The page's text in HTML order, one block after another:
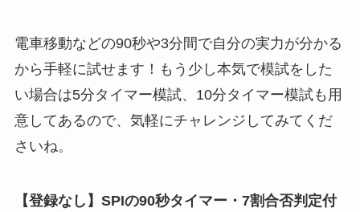
電車移動などの90秒や3分間で自分の実力が分かる
から手軽に試せます！もう少し本気で模試をした
い場合は5分タイマー模試、10分タイマー模試も用
意してあるので、気軽にチャレンジしてみてくだ
さいね。
【登録なし】SPIの90秒タイマー・7割合否判定付